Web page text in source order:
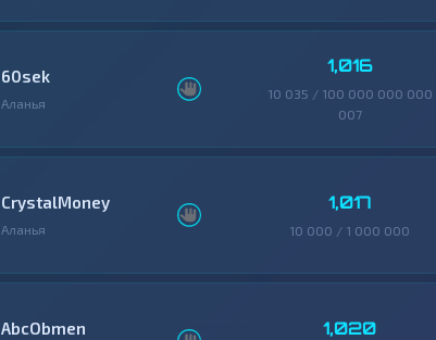
60sek
Аланья
1,016
10 035 / 100 000 000 000
007
CrystalMoney
Аланья
1,017
10 000 / 1 000 000
AbcObmen 1,020